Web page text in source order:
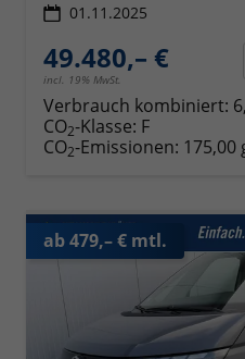
01.11.2025
49.480,– €
incl. 19% MwSt.
Verbrauch kombiniert:
CO2-Klasse: F
CO2-Emissionen: 175,00
ab 479,– € mtl.